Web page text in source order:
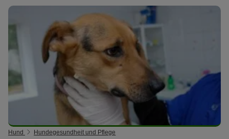
Hund Hundegesundheit und Pflege